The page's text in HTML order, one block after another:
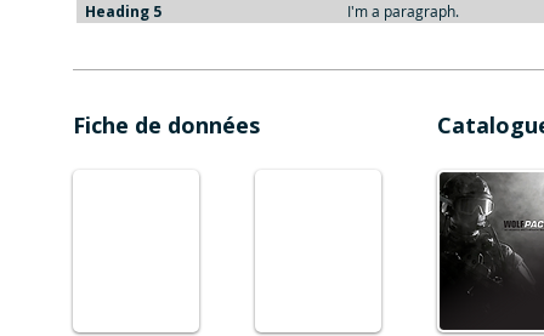
Heading 5 I'm a paragraph.
Fiche de données